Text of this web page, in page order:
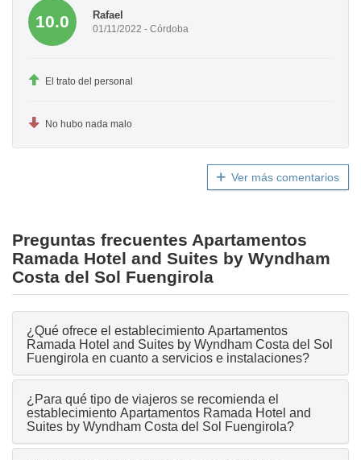
10.0 Rafael
01/11/2022 - Córdoba
El trato del personal
No hubo nada malo
Ver más comentarios
Preguntas frecuentes Apartamentos
Ramada Hotel and Suites by Wyndham
Costa del Sol Fuengirola
¿Qué ofrece el establecimiento Apartamentos
Ramada Hotel and Suites by Wyndham Costa del Sol
Fuengirola en cuanto a servicios e instalaciones?
¿Para qué tipo de viajeros se recomienda el
establecimiento Apartamentos Ramada Hotel and
Suites by Wyndham Costa del Sol Fuengirola?